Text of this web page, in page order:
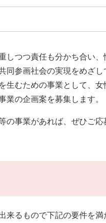
しつつ責任も分かち合い
同参画社会の実現をめざ
生むための事業として、
業の企画案を募集します。
事業があれば、ぜひご応
来るもので下記の要件を満